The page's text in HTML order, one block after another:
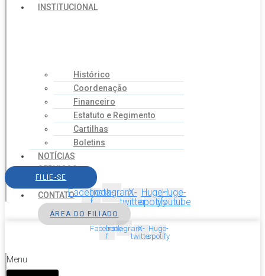
INSTITUCIONAL
Histórico
Coordenação
Financeiro
Estatuto e Regimento
Cartilhas
Boletins
NOTÍCIAS
SERVIÇOS
AGENDA
CONTATO
FILIE-SE
Facebook-
f
InstagramX-
twitter
Huge-
spotify
Huge-
youtube
ÁREA DO FILIADO
Facebook-
f
InstagramX-
twitter
Huge-
spotify
Menu